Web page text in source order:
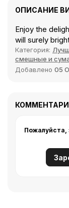
ОПИСАНИЕ
Enjoy the
will surely
Категория:
смешные и
Добавлено 05
Пожалуйста,